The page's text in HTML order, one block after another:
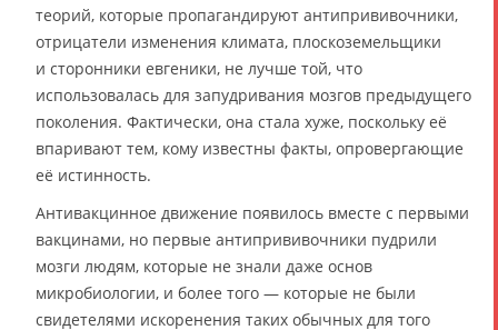
теорий, которые пропагандируют антипрививочники,
отрицатели изменения климата, плоскоземельщики
и сторонники евгеники, не лучше той, что
использовалась для запудривания мозгов предыдущего
поколения. Фактически, она стала хуже, поскольку её
впаривают тем, кому известны факты, опровергающие
её истинность.
Антивакцинное движение появилось вместе с первыми
вакцинами, но первые антипрививочники пудрили
мозги людям, которые не знали даже основ
микробиологии, и более того — которые не были
свидетелями искоренения таких обычных для того